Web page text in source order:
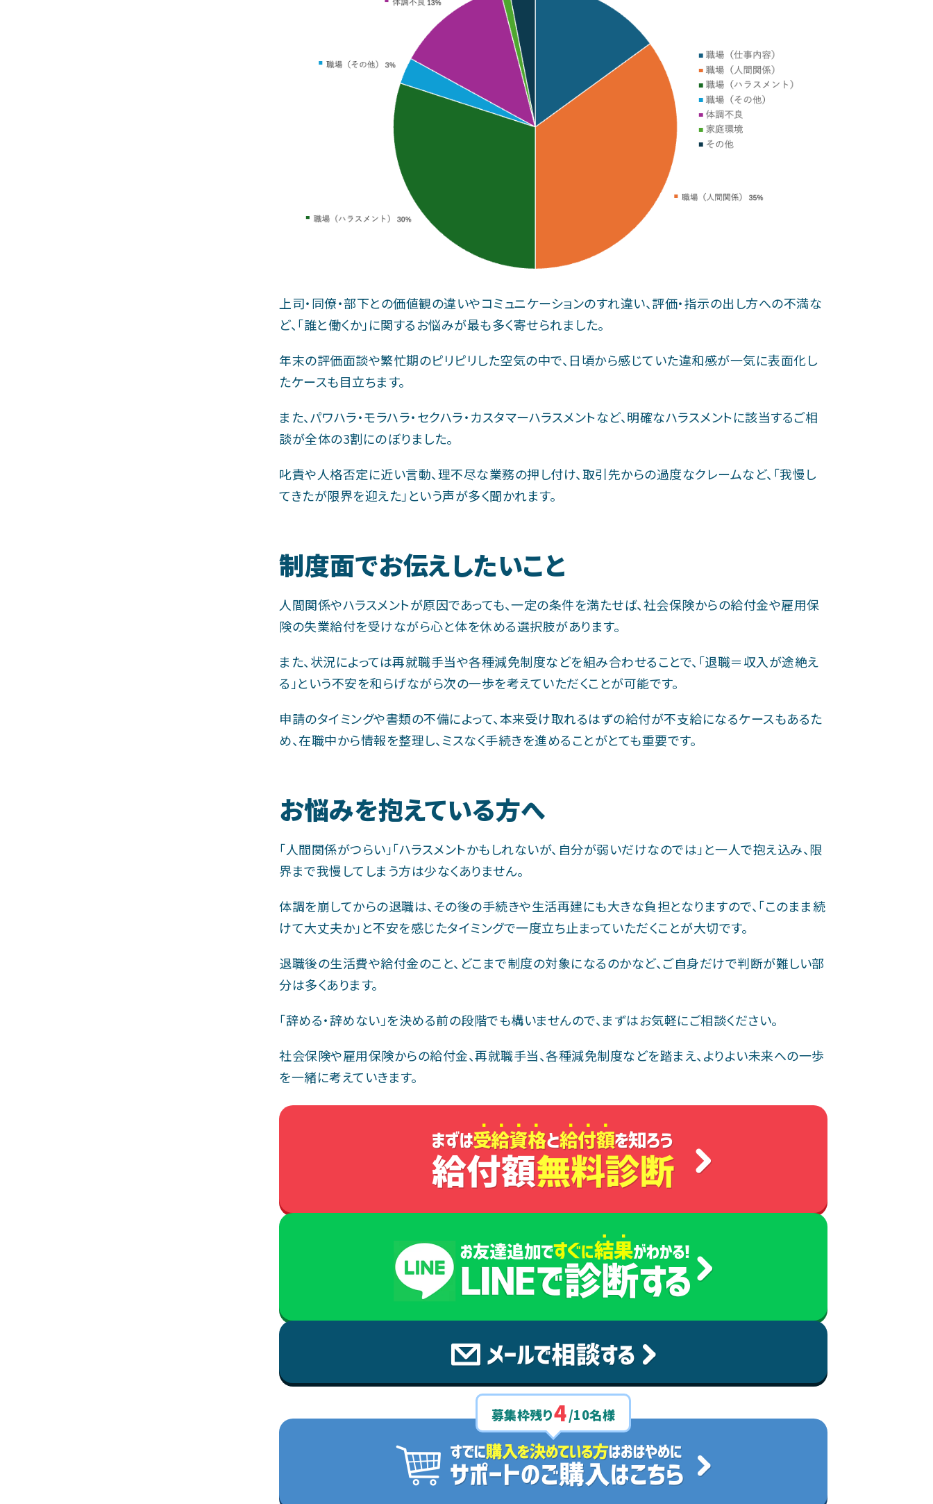
上司・同僚・部下との価値観の違いやコミュニケーションのすれ違い、評価・指示の出し方への不満な
ど、「誰と働くか」に関するお悩みが最も多く寄せられました。
年末の評価面談や繁忙期のピリピリした空気の中で、日頃から感じていた違和感が一気に表面化し
たケースも目立ちます。
また、パワハラ・モラハラ・セクハラ・カスタマーハラスメントなど、明確なハラスメントに該当するご相
談が全体の3割にのぼりました。
叱責や人格否定に近い言動、理不尽な業務の押し付け、取引先からの過度なクレームなど、「我慢し
てきたが限界を迎えた」という声が多く聞かれます。
制度面でお伝えしたいこと
人間関係やハラスメントが原因であっても、一定の条件を満たせば、社会保険からの給付金や雇用保
険の失業給付を受けながら心と体を休める選択肢があります。
また、状況によっては再就職手当や各種減免制度などを組み合わせることで、「退職＝収入が途絶え
る」という不安を和らげながら次の一歩を考えていただくことが可能です。
申請のタイミングや書類の不備によって、本来受け取れるはずの給付が不支給になるケースもあるた
め、在職中から情報を整理し、ミスなく手続きを進めることがとても重要です。
お悩みを抱えている方へ
「人間関係がつらい」「ハラスメントかもしれないが、自分が弱いだけなのでは」と一人で抱え込み、限
界まで我慢してしまう方は少なくありません。
体調を崩してからの退職は、その後の手続きや生活再建にも大きな負担となりますので、「このまま続
けて大丈夫か」と不安を感じたタイミングで一度立ち止まっていただくことが大切です。
退職後の生活費や給付金のこと、どこまで制度の対象になるのかなど、ご自身だけで判断が難しい部
分は多くあります。
「辞める・辞めない」を決める前の段階でも構いませんので、まずはお気軽にご相談ください。
社会保険や雇用保険からの給付金、再就職手当、各種減免制度などを踏まえ、よりよい未来への一歩
を一緒に考えていきます。
募集枠残り4/10名様